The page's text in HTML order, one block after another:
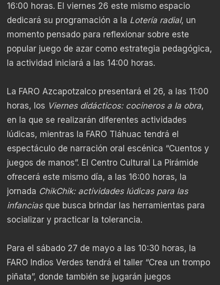
16:00 horas. El viernes 26 este mismo espacio
dedicará su programación a la Lotería radial, un
momento pensado para reflexionar sobre este
popular juego de azar como estrategia pedagógica,
la actividad iniciará a las 14:00 horas.
La FARO Azcapotzalco presentará el 26, a las 11:00
horas, los Viernes didácticos: cocineros a la obra,
en la que se realizarán diferentes actividades
lúdicas, mientras la FARO Tláhuac tendrá el
espectáculo de narración oral escénica “Cuentos y
juegos de manos”. El Centro Cultural La Pirámide
ofrecerá este mismo día, a las 16:00 horas, la
jornada ChikChik: actividades lúdicas para las
infancias que busca brindar las herramientas para
socializar y practicar la tolerancia.
Para el sábado 27 de mayo a las 10:30 horas, la
FARO Indios Verdes tendrá el taller “Crea un trompo
piñata”, donde también se jugarán juegos